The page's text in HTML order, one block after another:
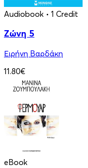
Audiobook • 1 Credit
Ζώνη 5
Ειρήνη Βαρδάκη
11.80€
eBook